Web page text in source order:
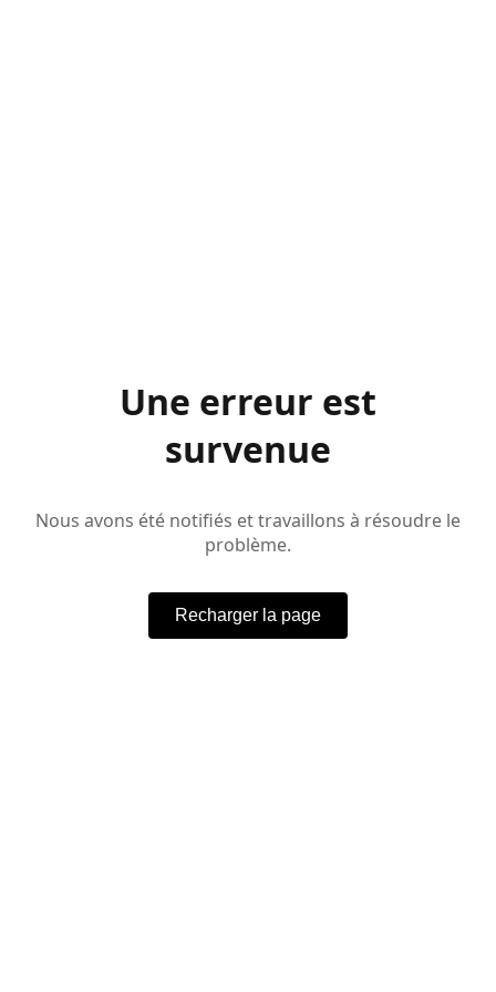
Une erreur est
survenue
Nous avons été notifiés et travaillons à résoudre le
problème.
Recharger la page